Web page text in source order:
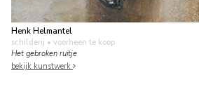
Henk Helmantel
schilderij • voorheen te koop
Het gebroken ruitje
bekijk kunstwerk